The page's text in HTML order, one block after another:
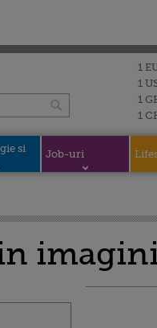
1
1
1
1
si
Job-uri